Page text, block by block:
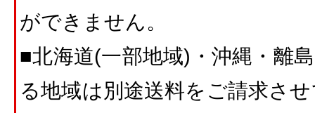
ができません。
■北海道(一部地域)・沖縄・離
る地域は別途送料をご請求さ